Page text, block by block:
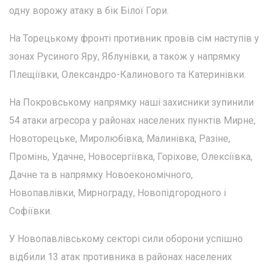
одну ворожу атаку в бік Білої Гори.
На Торецькому фронті противник провів сім наступів у
зонах Русиного Яру, Яблунівки, а також у напрямку
Плещіївки, Олександро-Калинового та Катеринівки.
На Покровському напрямку наші захисники зупинили
54 атаки агресора у районах населених пунктів Мирне,
Новоторецьке, Миролюбівка, Малинівка, Разіне,
Промінь, Удачне, Новосергіївка, Горіхове, Олексіївка,
Дачне та в напрямку Новоекономічного,
Новопавлівки, Мирнограду, Новопідгородного і
Софіївки.
У Новопавлівському секторі сили оборони успішно
відбили 13 атак противника в районах населених